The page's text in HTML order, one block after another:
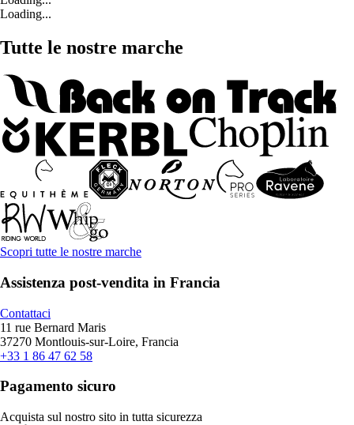
Loading...
Tutte le nostre marche
Scopri tutte le nostre marche
Assistenza post-vendita in Francia
Contattaci
11 rue Bernard Maris
37270 Montlouis-sur-Loire, Francia
+33 1 86 47 62 58
Pagamento sicuro
Acquista sul nostro sito in tutta sicurezza